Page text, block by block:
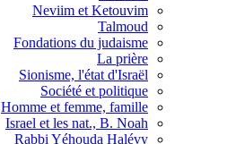
Neviim et Ketouvim
Talmoud
Fondations du judaisme
La prière
Sionisme, l'état d'Israël
Société et politique
Homme et femme, famille
Israel et les nat., B. Noah
Rabbi Yéhouda Halévy